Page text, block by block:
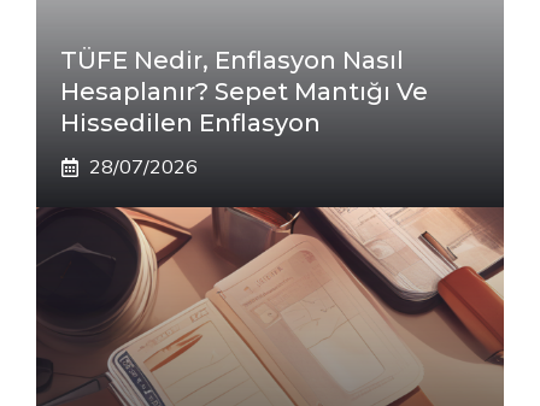
TÜFE Nedir, Enflasyon Nasıl
Hesaplanır? Sepet Mantığı Ve
Hissedilen Enflasyon
28/07/2026